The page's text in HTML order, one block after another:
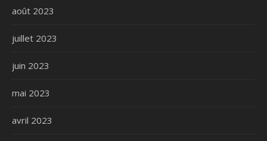
août 2023
juillet 2023
juin 2023
mai 2023
avril 2023